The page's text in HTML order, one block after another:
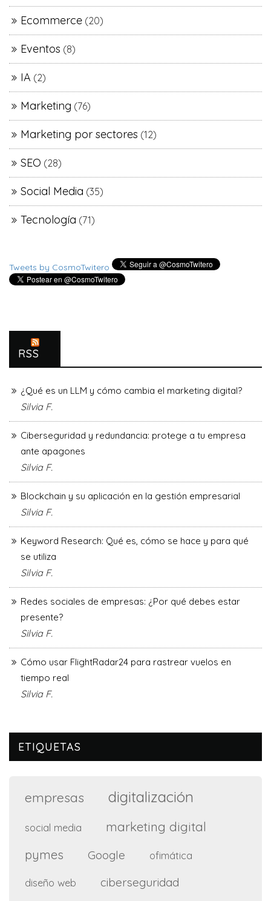
Ecommerce (20)
Eventos (8)
IA (2)
Marketing (76)
Marketing por sectores (12)
SEO (28)
Social Media (35)
Tecnología (71)
Tweets by CosmoTwitero
RSS
¿Qué es un LLM y cómo cambia el marketing digital?
Silvia F.
Ciberseguridad y redundancia: protege a tu empresa
ante apagones
Silvia F.
Blockchain y su aplicación en la gestión empresarial
Silvia F.
Keyword Research: Qué es, cómo se hace y para qué
se utiliza
Silvia F.
Redes sociales de empresas: ¿Por qué debes estar
presente?
Silvia F.
Cómo usar FlightRadar24 para rastrear vuelos en
tiempo real
Silvia F.
ETIQUETAS
empresas digitalización
social media marketing digital
pymes Google ofimática
diseño web ciberseguridad